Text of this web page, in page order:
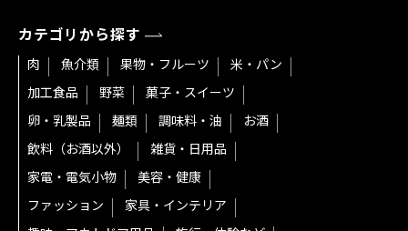
カテゴリから探す
肉 魚介類 果物・フルーツ
米・パン
加工食品
野菜
菓子・スイーツ
卵・乳製品
麺類 調味料・油
お酒
飲料（お酒以外）
雑貨・日用品
家電・電気小物
美容・健康
ファッション
家具・インテリア